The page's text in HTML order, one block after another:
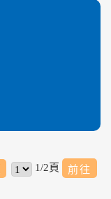
1/2頁